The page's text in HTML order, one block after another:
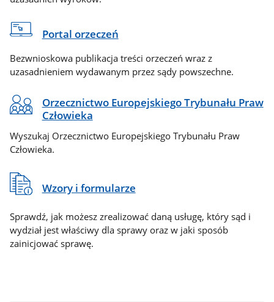
Portal orzeczeń
Bezwnioskowa publikacja treści orzeczeń wraz z
uzasadnieniem wydawanym przez sądy powszechne.
Orzecznictwo Europejskiego Trybunału Praw
Człowieka
Wyszukaj Orzecznictwo Europejskiego Trybunału Praw
Człowieka.
Wzory i formularze
Sprawdź, jak możesz zrealizować daną usługę, który sąd i
wydział jest właściwy dla sprawy oraz w jaki sposób
zainicjować sprawę.